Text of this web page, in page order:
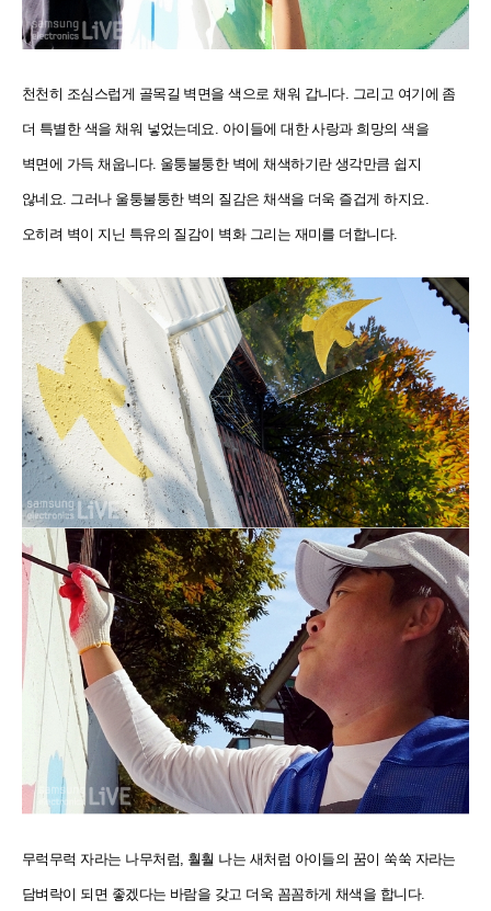
천천히 조심스럽게 골목길 벽면을 색으로 채워 갑니다. 그리고 여기에 좀
더 특별한 색을 채워 넣었는데요. 아이들에 대한 사랑과 희망의 색을
벽면에 가득 채웁니다. 울퉁불퉁한 벽에 채색하기란 생각만큼 쉽지
않네요. 그러나 울퉁불퉁한 벽의 질감은 채색을 더욱 즐겁게 하지요.
오히려 벽이 지닌 특유의 질감이 벽화 그리는 재미를 더합니다.
무럭무럭 자라는 나무처럼, 훨훨 나는 새처럼 아이들의 꿈이 쑥쑥 자라는
담벼락이 되면 좋겠다는 바람을 갖고 더욱 꼼꼼하게 채색을 합니다.